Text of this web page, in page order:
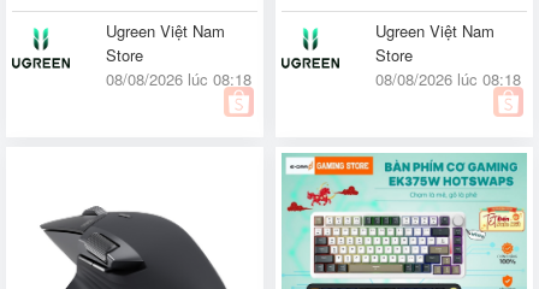
Ugreen Việt Nam
Store
08/08/2026 lúc 08:18
Ugreen Việt Nam
Store
08/08/2026 lúc 08:18